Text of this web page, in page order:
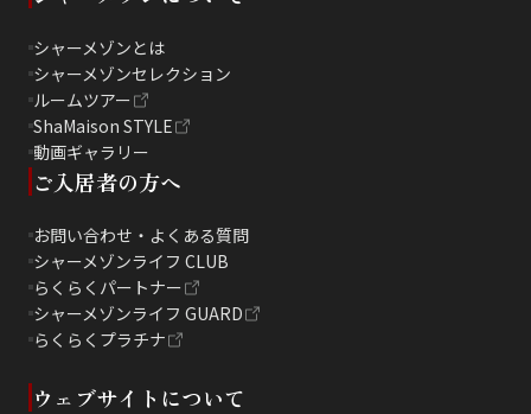
シャーメゾンとは
シャーメゾンセレクション
ルームツアー
ShaMaison STYLE
動画ギャラリー
ご入居者の方へ
お問い合わせ・よくある質問
シャーメゾンライフ CLUB
らくらくパートナー
シャーメゾンライフ GUARD
らくらくプラチナ
ウェブサイトについて